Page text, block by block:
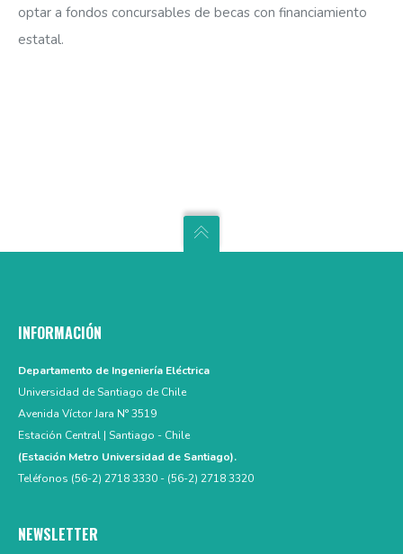
optar a fondos concursables de becas con financiamiento
estatal.
INFORMACIÓN
Departamento de Ingeniería Eléctrica
Universidad de Santiago de Chile
Avenida Víctor Jara N° 3519
Estación Central | Santiago - Chile
(Estación Metro Universidad de Santiago).
Teléfonos (56-2) 2718 3330 - (56-2) 2718 3320
NEWSLETTER